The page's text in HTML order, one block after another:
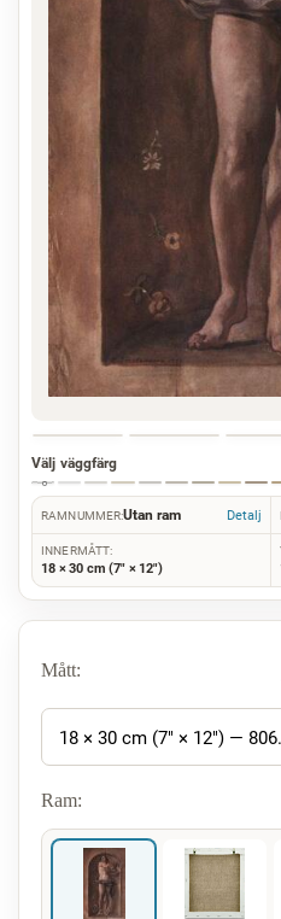
Välj väggfärg
RAMNUMMER:Utan ram Detalj
INNERMÅTT:
18 × 30 cm (7" × 12")
Mått:
18 × 30 cm (7" × 12") —
Ram: